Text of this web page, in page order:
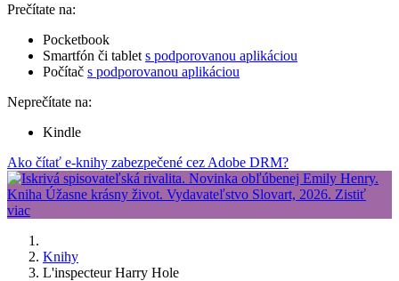
Prečítate na:
Pocketbook
Smartfón či tablet s podporovanou aplikáciou
Počítač s podporovanou aplikáciou
Neprečítate na:
Kindle
Ako čítať e-knihy zabezpečené cez Adobe DRM?
Knihy
L'inspecteur Harry Hole